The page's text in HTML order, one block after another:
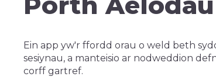
Ein app yw'r ffordd orau o weld beth
sesiynau, a manteisio ar nodweddion
corff gartref.